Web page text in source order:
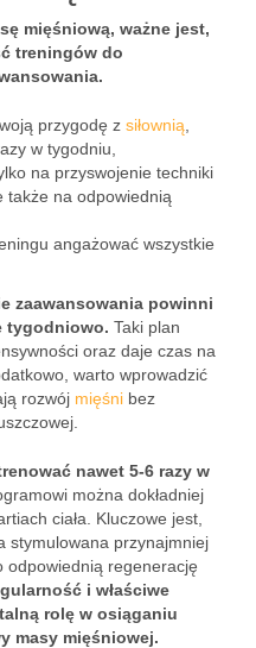
mięśniową, ważne jest,
treningów do
przygodę z siłownią
w tygodniu,
na przyswojenie techniki
także na odpowiednią
angażować wszystkie
zaawansowania powinni
tygodniowo. Taki plan
oraz daje czas na
warto wprowadzić
rozwój mięśni bez
nawet 5-6 razy w
można dokładniej
ciała. Kluczowe jest,
stymulowana przynajmniej
odpowiednią regenerację
i właściwe
rolę w osiąganiu
masy mięśniowej.